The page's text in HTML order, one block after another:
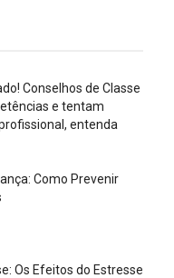
Conselhos de Classe
e tentam
entenda
Como Prevenir
Os Efeitos do Estresse